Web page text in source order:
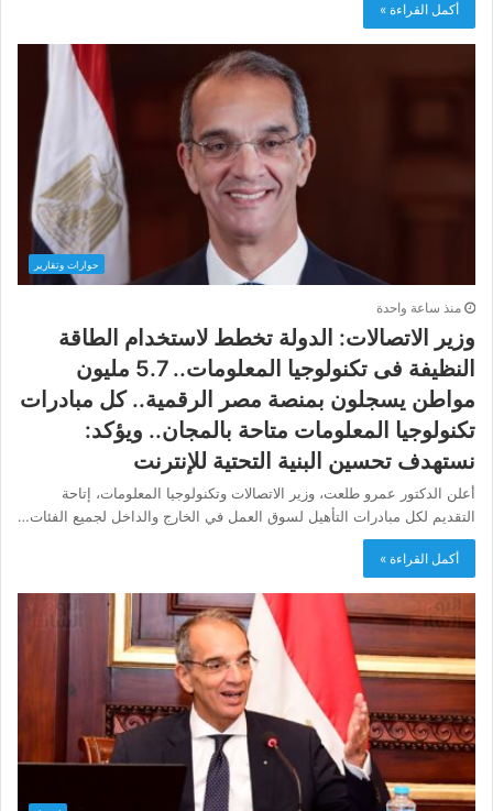
أكمل القراءة »
حوارات وتقارير
منذ ساعة واحدة
وزير الاتصالات: الدولة تخطط لاستخدام الطاقة
النظيفة فى تكنولوجيا المعلومات.. 5.7 مليون
مواطن يسجلون بمنصة مصر الرقمية.. كل مبادرات
تكنولوجيا المعلومات متاحة بالمجان.. ويؤكد:
نستهدف تحسين البنية التحتية للإنترنت
أعلن الدكتور عمرو طلعت، وزير الاتصالات وتكنولوجيا المعلومات، إتاحة
التقديم لكل مبادرات التأهيل لسوق العمل في الخارج والداخل لجميع الفئات…
أكمل القراءة »